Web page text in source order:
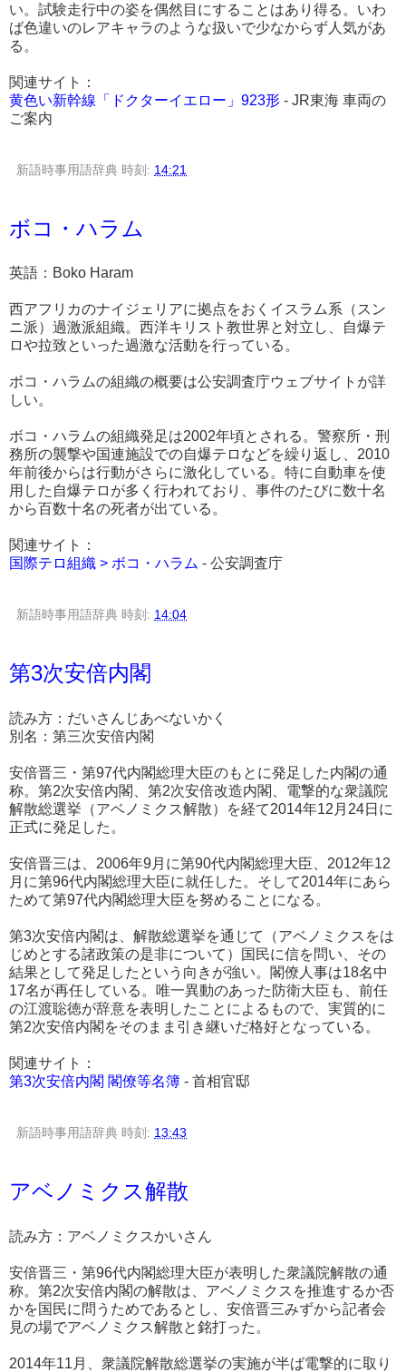
い。試験走行中の姿を偶然目にすることはあり得る。いわ
ば色違いのレアキャラのような扱いで少なからず人気があ
る。
関連サイト：
黄色い新幹線「ドクターイエロー」923形 - JR東海 車両の
ご案内
新語時事用語辞典 時刻: 14:21
ボコ・ハラム
英語：Boko Haram
西アフリカのナイジェリアに拠点をおくイスラム系（スン
ニ派）過激派組織。西洋キリスト教世界と対立し、自爆テ
ロや拉致といった過激な活動を行っている。
ボコ・ハラムの組織の概要は公安調査庁ウェブサイトが詳
しい。
ボコ・ハラムの組織発足は2002年頃とされる。警察所・刑
務所の襲撃や国連施設での自爆テロなどを繰り返し、2010
年前後からは行動がさらに激化している。特に自動車を使
用した自爆テロが多く行われており、事件のたびに数十名
から百数十名の死者が出ている。
関連サイト：
国際テロ組織 > ボコ・ハラム - 公安調査庁
新語時事用語辞典 時刻: 14:04
第3次安倍内閣
読み方：だいさんじあべないかく
別名：第三次安倍内閣
安倍晋三・第97代内閣総理大臣のもとに発足した内閣の通
称。第2次安倍内閣、第2次安倍改造内閣、電撃的な衆議院
解散総選挙（アベノミクス解散）を経て2014年12月24日に
正式に発足した。
安倍晋三は、2006年9月に第90代内閣総理大臣、2012年12
月に第96代内閣総理大臣に就任した。そして2014年にあら
ためて第97代内閣総理大臣を努めることになる。
第3次安倍内閣は、解散総選挙を通じて（アベノミクスをは
じめとする諸政策の是非について）国民に信を問い、その
結果として発足したという向きが強い。閣僚人事は18名中
17名が再任している。唯一異動のあった防衛大臣も、前任
の江渡聡徳が辞意を表明したことによるもので、実質的に
第2次安倍内閣をそのまま引き継いだ格好となっている。
関連サイト：
第3次安倍内閣 閣僚等名簿 - 首相官邸
新語時事用語辞典 時刻: 13:43
アベノミクス解散
読み方：アベノミクスかいさん
安倍晋三・第96代内閣総理大臣が表明した衆議院解散の通
称。第2次安倍内閣の解散は、アベノミクスを推進するか否
かを国民に問うためであるとし、安倍晋三みずから記者会
見の場でアベノミクス解散と銘打った。
2014年11月、衆議院解散総選挙の実施が半ば電撃的に取り